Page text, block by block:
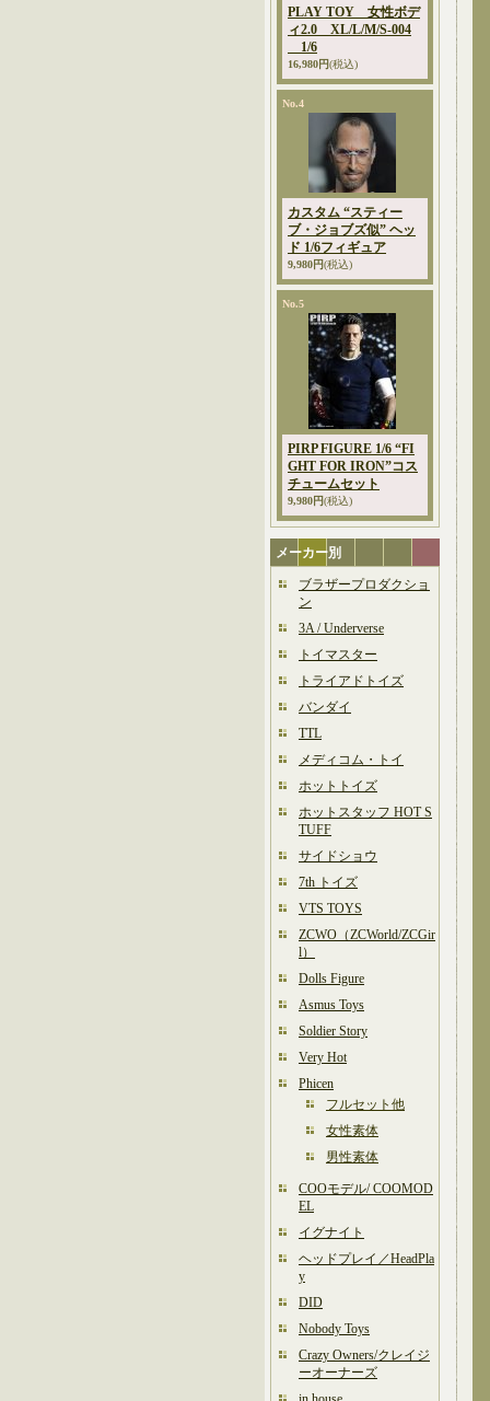
PLAY TOY 女性ボデ
ィ2.0 XL/L/M/S-004
1/6
16,980円(税込)
No.4
カスタム “スティー
ブ・ジョブズ似” ヘッ
ド 1/6フィギュア
9,980円(税込)
No.5
PIRP FIGURE 1/6 “FI
GHT FOR IRON”コス
チュームセット
9,980円(税込)
メーカー別
ブラザープロダクショ
ン
3A / Underverse
トイマスター
トライアドトイズ
バンダイ
TTL
メディコム・トイ
ホットトイズ
ホットスタッフ HOT S
TUFF
サイドショウ
7th トイズ
VTS TOYS
ZCWO（ZCWorld/ZCGir
l）
Dolls Figure
Asmus Toys
Soldier Story
Very Hot
Phicen
フルセット他
女性素体
男性素体
COOモデル/ COOMOD
EL
イグナイト
ヘッドプレイ／HeadPla
y
DID
Nobody Toys
Crazy Owners/クレイジ
ーオーナーズ